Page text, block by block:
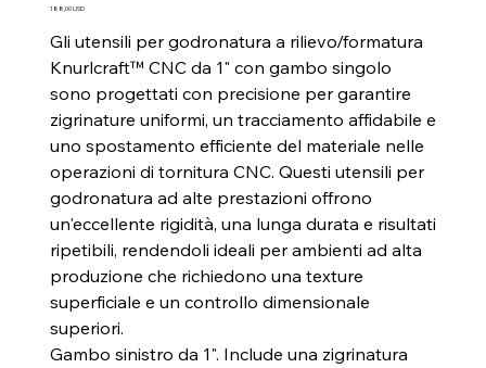
29-
Prezzo
188,00 USD
Gli utensili per godronatura a rilievo/formatura
Knurlcraft™ CNC da 1" con gambo singolo
sono progettati con precisione per garantire
zigrinature uniformi, un tracciamento affidabile e
uno spostamento efficiente del materiale nelle
operazioni di tornitura CNC. Questi utensili per
godronatura ad alte prestazioni offrono
un'eccellente rigidità, una lunga durata e risultati
ripetibili, rendendoli ideali per ambienti ad alta
produzione che richiedono una texture
superficiale e un controllo dimensionale
superiori.
Gambo sinistro da 1". Include una zigrinatura